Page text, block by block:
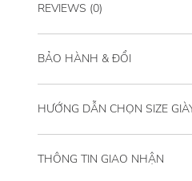
REVIEWS (0)
BẢO HÀNH & ĐỔI
HƯỚNG DẪN CHỌN SIZE
THÔNG TIN GIAO NHẬN